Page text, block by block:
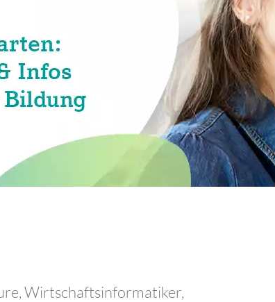
Wirtschaftsinformatiker,